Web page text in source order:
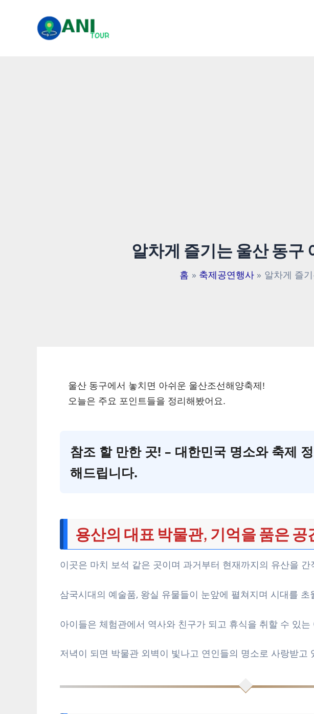
알차게 즐기는 울산 동구
홈 축제공연행사 알차게 즐
울산 동구에서 놓치면 아쉬운 울산조선해양축제!
오늘은 주요 포인트들을 정리해봤어요.
참조 할 만한 곳! – 대한민국 명소와 축제
해드립니다.
용산의 대표 박물관, 기억을 품은 공
이곳은 마치 보석 같은 곳이며 과거부터 현재까지의 유산을 간
삼국시대의 예술품, 왕실 유물들이 눈앞에 펼쳐지며 시대를
아이들은 체험관에서 역사와 친구가 되고 휴식을 취할 수 있
저녁이 되면 박물관 외벽이 빛나고 연인들의 명소로 사랑받고